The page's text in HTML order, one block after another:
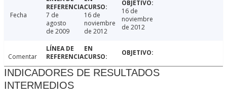
Fecha
7 de
agosto
de 2009
16 de
noviembre
de 2012
16 de
noviembre
de 2012
Comentar
INDICADORES DE RESULTADOS
INTERMEDIOS